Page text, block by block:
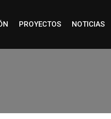
PROYECTOS NOTICIAS